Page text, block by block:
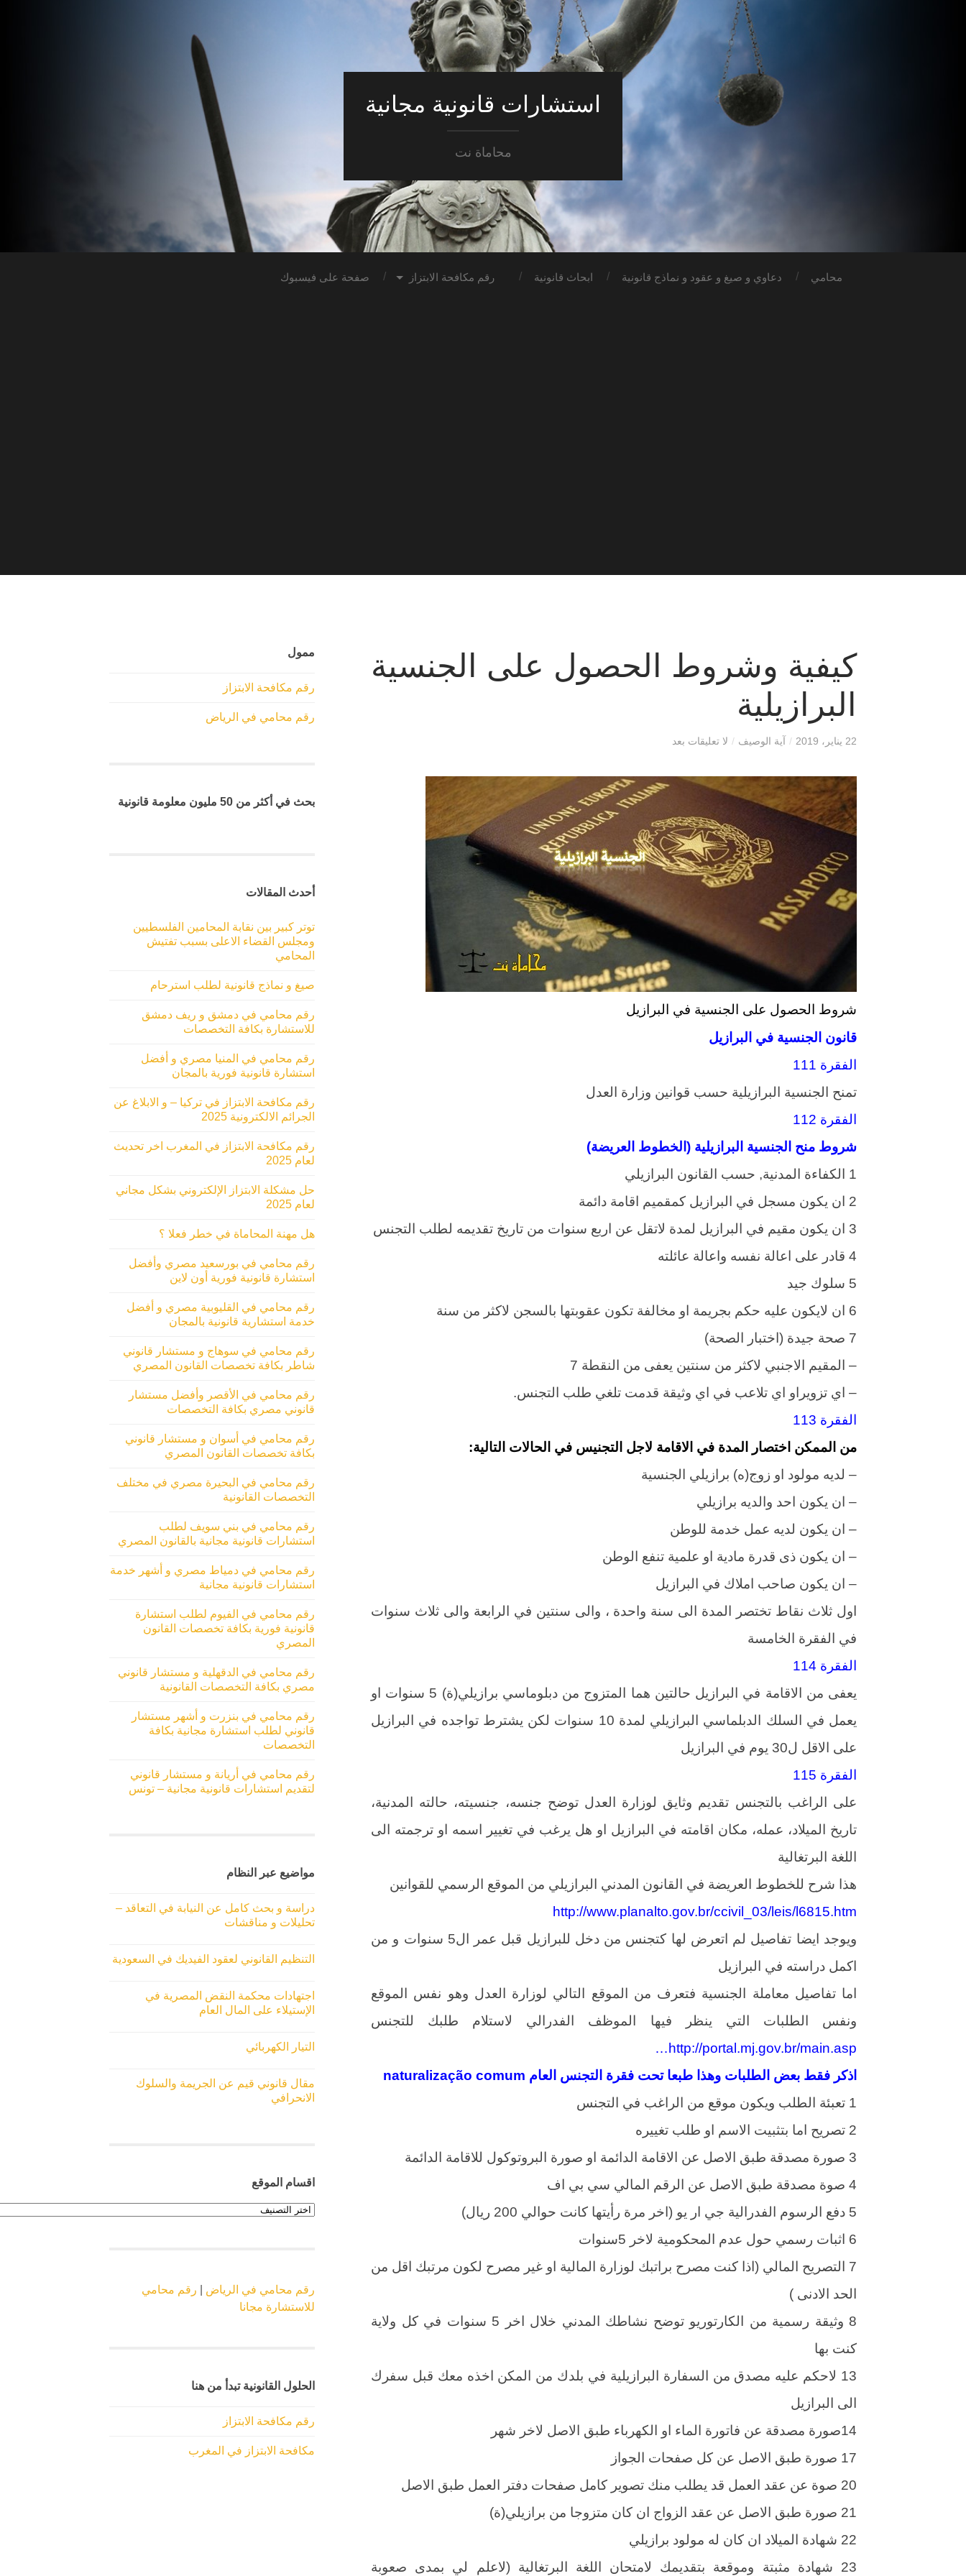
استشارات قانونية مجانية
محاماة نت
محامي دعاوي و صيغ و عقود و نماذج قانونية ابحاث قانونية رقم مكافحة الابتزاز صفحة على فيسبوك
كيفية وشروط الحصول على الجنسية
البرازيلية
22 يناير، 2019 / آية الوصيف / لا تعليقات بعد
شروط الحصول على الجنسية في البرازيل
قانون الجنسية في البرازيل
الفقرة 111
تمنح الجنسية البرازيلية حسب قوانين وزارة العدل
الفقرة 112
شروط منح الجنسية البرازيلية (الخطوط العريضة)
1 الكفاءة المدنية, حسب القانون البرازيلي
2 ان يكون مسجل في البرازيل كمقميم اقامة دائمة
3 ان يكون مقيم في البرازيل لمدة لاتقل عن اربع سنوات من تاريخ تقديمه لطلب التجنس
4 قادر على اعالة نفسه واعالة عائلته
5 سلوك جيد
6 ان لايكون عليه حكم بجريمة او مخالفة تكون عقوبتها بالسجن لاكثر من سنة
7 صحة جيدة (اختبار الصحة)
– المقيم الاجنبي لاكثر من سنتين يعفى من النقطة 7
– اي تزويراو اي تلاعب في اي وثيقة قدمت تلغي طلب التجنس.
الفقرة 113
من الممكن اختصار المدة في الاقامة لاجل التجنيس في الحالات التالية:
– لديه مولود او زوج(ه) برازيلي الجنسية
– ان يكون احد والديه برازيلي
– ان يكون لديه عمل خدمة للوطن
– ان يكون ذى قدرة مادية او علمية تنفع الوطن
– ان يكون صاحب املاك في البرازيل
اول ثلاث نقاط تختصر المدة الى سنة واحدة ، والى سنتين في الرابعة والى ثلاث سنوات
في الفقرة الخامسة
الفقرة 114
يعفى من الاقامة في البرازيل حالتين هما المتزوج من دبلوماسي برازيلي(ة) 5 سنوات او
يعمل في السلك الدبلماسي البرازيلي لمدة 10 سنوات لكن يشترط تواجده في البرازيل
على الاقل ل30 يوم في البرازيل
الفقرة 115
على الراغب بالتجنس تقديم وثايق لوزارة العدل توضح جنسه، جنسيته، حالته المدنية،
تاريخ الميلاد، عمله، مكان اقامته في البرازيل او هل يرغب في تغيير اسمه او ترجمته الى
اللغة البرتغالية
هذا شرح للخطوط العريضة في القانون المدني البرازيلي من الموقع الرسمي للقوانين
http://www.planalto.gov.br/ccivil_03/leis/l6815.htm
ويوجد ايضا تفاصيل لم اتعرض لها كتجنس من دخل للبرازيل قبل عمر ال5 سنوات و من
اكمل دراسته في البرازيل
اما تفاصيل معاملة الجنسية فتعرف من الموقع التالي لوزارة العدل وهو نفس الموقع
ونفس الطلبات التي ينظر فيها الموظف الفدرالي لاستلام طلبك للتجنس
http://portal.mj.gov.br/main.asp…
اذكر فقط بعض الطلبات وهذا طبعا تحت فقرة التجنس العام naturalização comum
1 تعبئة الطلب ويكون موقع من الراغب في التجنس
2 تصريح اما بتثبيت الاسم او طلب تغييره
3 صورة مصدقة طبق الاصل عن الاقامة الدائمة او صورة البروتوكول للاقامة الدائمة
4 صوة مصدقة طبق الاصل عن الرقم المالي سي بي اف
5 دفع الرسوم الفدرالية جي ار يو (اخر مرة رأيتها كانت حوالي 200 ريال)
6 اثبات رسمي حول عدم المحكومية لاخر 5سنوات
7 التصريح المالي (اذا كنت مصرح براتبك لوزارة المالية او غير مصرح لكون مرتبك اقل من
الحد الادنى )
8 وثيقة رسمية من الكارتوريو توضح نشاطك المدني خلال اخر 5 سنوات في كل ولاية
كنت بها
13 لاحكم عليه مصدق من السفارة البرازيلية في بلدك من المكن اخذه معك قبل سفرك
الى البرازيل
14صورة مصدقة عن فاتورة الماء او الكهرباء طبق الاصل لاخر شهر
17 صورة طبق الاصل عن كل صفحات الجواز
20 صوة عن عقد العمل قد يطلب منك تصوير كامل صفحات دفتر العمل طبق الاصل
21 صورة طبق الاصل عن عقد الزواج ان كان متزوجا من برازيلي(ة)
22 شهادة الميلاد ان كان له مولود برازيلي
23 شهادة مثبتة وموقعة بتقديمك لامتحان اللغة البرتغالية (لاعلم لي بمدى صعوبة
ممول
رقم مكافحة الابتزاز
رقم محامي في الرياض
بحث في أكثر من 50 مليون معلومة قانونية
أحدث المقالات
توتر كبير بين نقابة المحامين الفلسطيين
ومجلس القضاء الاعلى بسبب تفتيش
المحامي
صيغ و نماذج قانونية لطلب استرحام
رقم محامي في دمشق و ريف دمشق
للاستشارة بكافة التخصصات
رقم محامي في المنيا مصري و أفضل
استشارة قانونية فورية بالمجان
رقم مكافحة الابتزاز في تركيا – و الابلاغ عن
الجرائم الالكترونية 2025
رقم مكافحة الابتزاز في المغرب اخر تحديث
لعام 2025
حل مشكلة الابتزاز الإلكتروني بشكل مجاني
لعام 2025
هل مهنة المحاماة في خطر فعلا ؟
رقم محامي في بورسعيد مصري وأفضل
استشارة قانونية فورية أون لاين
رقم محامي في القليوبية مصري و أفضل
خدمة استشارية قانونية بالمجان
رقم محامي في سوهاج و مستشار قانوني
شاطر بكافة تخصصات القانون المصري
رقم محامي في الأقصر وأفضل مستشار
قانوني مصري بكافة التخصصات
رقم محامي في أسوان و مستشار قانوني
بكافة تخصصات القانون المصري
رقم محامي في البحيرة مصري في مختلف
التخصصات القانونية
رقم محامي في بني سويف لطلب
استشارات قانونية مجانية بالقانون المصري
رقم محامي في دمياط مصري و أشهر خدمة
استشارات قانونية مجانية
رقم محامي في الفيوم لطلب استشارة
قانونية فورية بكافة تخصصات القانون
المصري
رقم محامي في الدقهلية و مستشار قانوني
مصري بكافة التخصصات القانونية
رقم محامي في بنزرت و أشهر مستشار
قانوني لطلب استشارة مجانية بكافة
التخصصات
رقم محامي في أريانة و مستشار قانوني
لتقديم استشارات قانونية مجانية – تونس
مواضيع عبر النظام
دراسة و بحث كامل عن النيابة في التعاقد –
تحليلات و مناقشات
التنظيم القانوني لعقود الفيديك في السعودية
اجتهادات محكمة النقض المصرية في
الإستيلاء على المال العام
التيار الكهربائي
مقال قانوني قيم عن الجريمة والسلوك
الانحرافي
اقسام الموقع
اقسام
الموقع
رقم محامي في الرياض
رقم محامي
للاستشارة مجانا
الحلول القانونية تبدأ من هنا
رقم مكافحة الابتزاز
مكافحة الابتزاز في المغرب